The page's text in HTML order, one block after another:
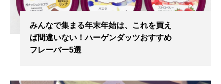
みんなで集まる年末年始は、これを買え
ば間違いない！ハーゲンダッツおすすめ
フレーバー5選